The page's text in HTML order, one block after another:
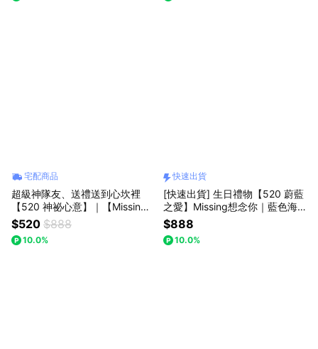
宅配商品
超級神隊友、送禮送到心坎裡
【520 神祕心意】｜【Missing
想念你】｜勿忘我針織花 ：手作
的恆久祝福 七夕情人節/父親節
(預購)
$520 $888
10.0%
快速出貨
[快速出貨] 生日禮物【520 蔚藍
之愛】Missing想念你｜藍色海
洋擴香瓶禮盒：深邃迷人氣息，
讓浪漫氣氛延續
$888
10.0%